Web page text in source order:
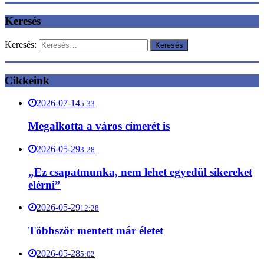
Keresés
Keresés:
Cikkeink
2026-07-145:33
Megalkotta a város címerét is
2026-05-293:28
„Ez csapatmunka, nem lehet egyedül sikereket
elérni”
2026-05-2912:28
Többször mentett már életet
2026-05-285:02